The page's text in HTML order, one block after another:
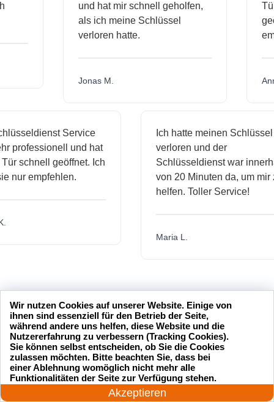
und hat mir schnell geholfen,
als ich meine Schlüssel
verloren hatte.
Jonas M.
Service
und hat
geöffnet. Ich
empfehlen.
Ich hatte meinen Schlüssel
verloren und der
Schlüsseldienst war innerhalb
von 20 Minuten da, um mir zu
helfen. Toller Service!
Maria L.
24 Stunden am Tag
Akzeptieren
Wir nutzen Cookies auf unserer Website. Einige von
ihnen sind essenziell für den Betrieb der Seite,
während andere uns helfen, diese Website und die
Nutzererfahrung zu verbessern (Tracking Cookies).
Sie können selbst entscheiden, ob Sie die Cookies
zulassen möchten. Bitte beachten Sie, dass bei
einer Ablehnung womöglich nicht mehr alle
Funktionalitäten der Seite zur Verfügung stehen.